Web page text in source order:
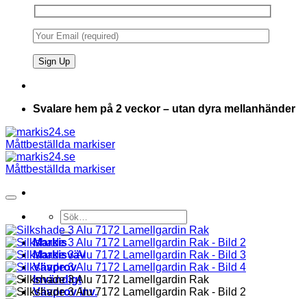
Svalare hem på 2 veckor – utan dyra mellanhänder
Sök
efter:
Markis
Markisväv
Vävprov
Invändigt
Vävprov inv.